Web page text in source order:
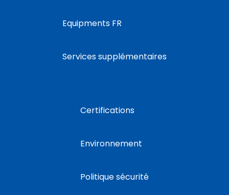
Equipments FR
Services supplémentaires
Certifications
Environnement
Politique sécurité